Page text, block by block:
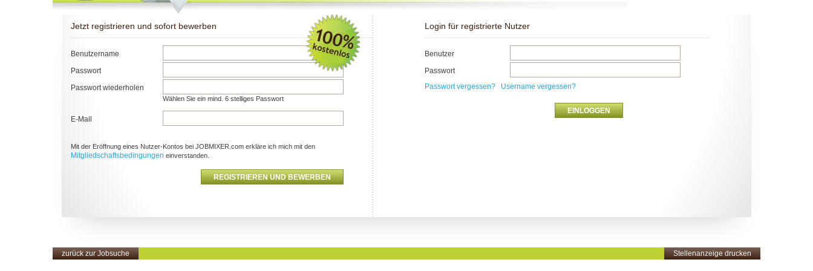
Jetzt registrieren und sofort bewerben
Benutzername
Passwort
Passwort wiederholen
Wählen Sie ein mind. 6 stelliges Passwort
E-Mail
Mit der Eröffnung eines Nutzer-Kontos bei JOBMIXER.com erkläre ich mich mit den
Mitgliedschaftsbedingungen einverstanden.
Login für registrierte Nutzer
Benutzer
Passwort
Passwort vergessen?
Username vergessen?
zurück zur Jobsuche Stellenanzeige drucken